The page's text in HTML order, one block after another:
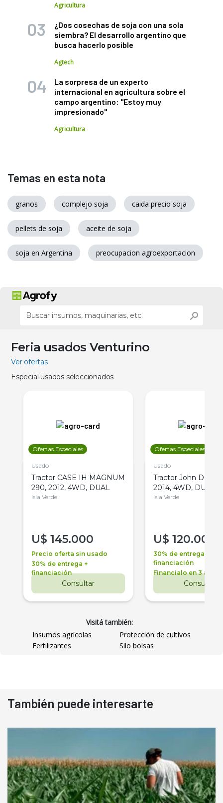
Agricultura
¿Dos cosechas de soja con una sola
siembra? El desarrollo argentino que
busca hacerlo posible
Agtech
La sorpresa de un experto
internacional en agricultura sobre el
campo argentino: "Estoy muy
impresionado"
Agricultura
Temas en esta nota
granos complejo soja caida precio soja
pellets de soja aceite de soja
soja en Argentina preocupacion agroexportacion
Feria usados Venturino
Ver ofertas
Especial usados seleccionados
Ofertas Especiales
Usado
Tractor CASE IH MAGNUM
290, 2012, 4WD, DUAL
Isla Verde
U$ 145.000
Precio oferta sin usado
30% de entrega +
financiación
Consultar
Ofertas Especiales
Usado
Tractor John Deere
2014, 4WD, DUAL
Isla Verde
U$ 120.000
30% de entrega +
financiación
Financialo en 3 años
Consultar
Visitá también:
Insumos agrícolas
Protección de cultivos
Fertilizantes
Silo bolsas
También puede interesarte